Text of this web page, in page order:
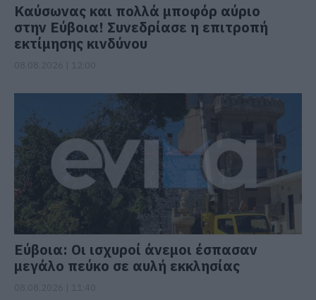
Καύσωνας και πολλά μποφόρ αύριο
στην Εύβοια! Συνεδρίασε η επιτροπή
εκτίμησης κινδύνου
Εύβοια: Οι ισχυροί άνεμοι έσπασαν
μεγάλο πεύκο σε αυλή εκκλησίας